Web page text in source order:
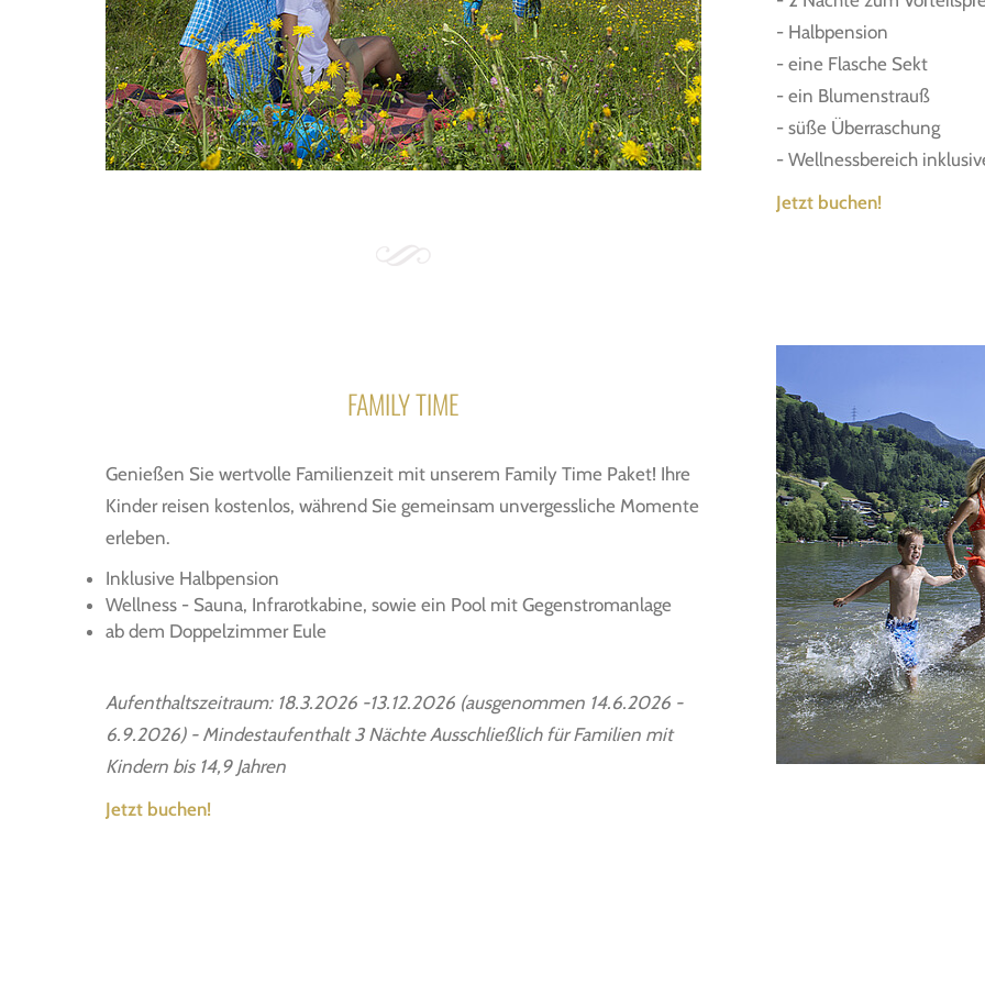
FAMILY TIME
Genießen Sie wertvolle Familienzeit mit unserem Family Time Paket! Ihre
Kinder reisen kostenlos, während Sie gemeinsam unvergessliche Momente
erleben.
Inklusive Halbpension
Wellness - Sauna, Infrarotkabine, sowie ein Pool mit Gegenstromanlage
ab dem Doppelzimmer Eule
Aufenthaltszeitraum: 18.3.2026 -13.12.2026 (ausgenommen 14.6.2026 -
6.9.2026) - Mindestaufenthalt 3 Nächte Ausschließlich für Familien mit
Kindern bis 14,9 Jahren
Jetzt buchen!
- Halbpension
- eine Flasche Sekt
- ein Blumenstrauß
- süße Überraschung
- Wellnessbereich
Jetzt buchen!